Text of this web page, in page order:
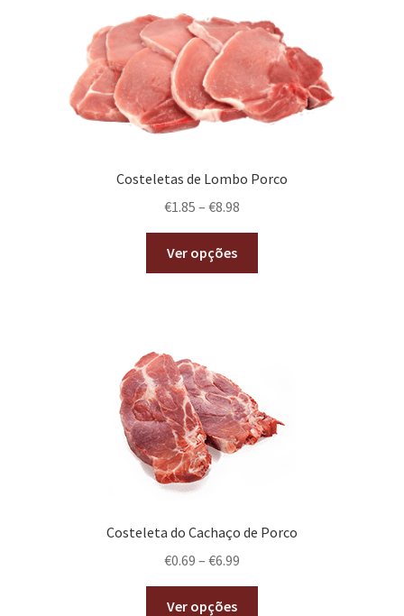
Costeletas de Lombo Porco
€1.85 – €8.98
Ver opções
Costeleta do Cachaço de Porco
€0.69 – €6.99
Ver opções